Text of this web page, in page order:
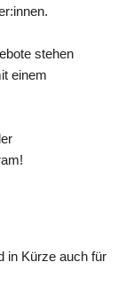
stehen
einem
in Kürze auch für